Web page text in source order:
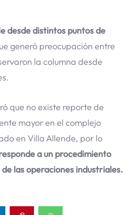
desde distintos puntos de
generó preocupación entre
la columna desde
que no existe reporte de
mayor en el complejo
en Villa Allende, por lo
a un procedimiento
las operaciones industriales.